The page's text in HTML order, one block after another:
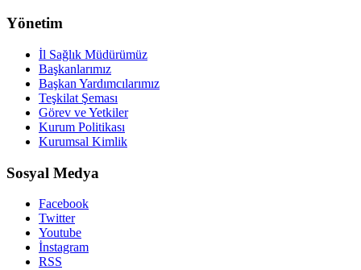
Yönetim
İl Sağlık Müdürümüz
Başkanlarımız
Başkan Yardımcılarımız
Teşkilat Şeması
Görev ve Yetkiler
Kurum Politikası
Kurumsal Kimlik
Sosyal Medya
Facebook
Twitter
Youtube
İnstagram
RSS